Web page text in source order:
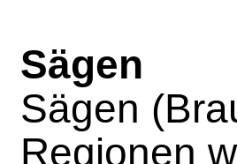
Sägen
Sägen
Regionen